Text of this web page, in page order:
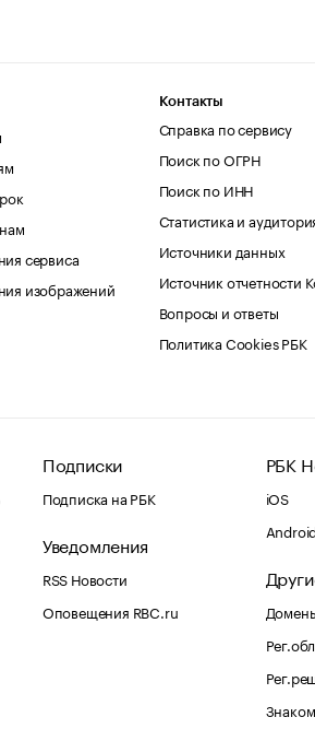
сервиса
изображений
Контакты
Справка по сервису
Поиск по ОГРН
Поиск по ИНН
Статистика и
Источники данных
Источник отчетности
Вопросы и ответы
Политика Cookies РБК
Подписки
Подписка на РБК
Уведомления
RSS Новости
Оповещения RBC.ru
РБК
iOS